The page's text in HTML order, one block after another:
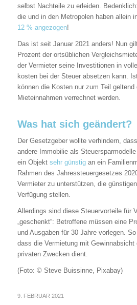
selbst Nachteile zu erleiden.
die und in den Metropolen haben allein
12 % angezogen!
Das ist seit Januar 2021 anders! Nun
Prozent der ortsüblichen
der Vermieter seine Investitionen in
kosten bei der Steuer absetzen kann.
können die Kosten nur zum Teil
Mieteinnahmen verrechnet werden.
Was hat sich geändert?
Der Gesetzgeber wollte verhindern,
andere Immobilie als
ein Objektsehr günstigan ein
Rahmen des Jahressteuergesetzes
Vermieter zu unterstützen, die
Verfügung stellen.
Allerdings sind diese Steuervorteile für
„geschenkt“: Betroffene müssen eine
und Ausgaben für 30 Jahre vorlegen.
dass die Vermietung mit
privaten Zwecken dient.
(Foto: © Steve Buissinne, Pixabay)
9. FEBRUAR 2021